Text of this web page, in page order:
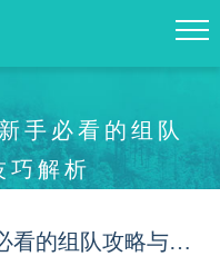
手必看的组队
巧解析
三角洲行动怎么玩？新手必看的组队攻略与核心技巧解析